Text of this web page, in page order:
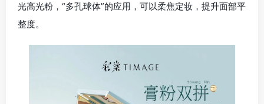
光高光粉，“多孔球体”的应用，可以柔焦定妆，提升面部平
整度。